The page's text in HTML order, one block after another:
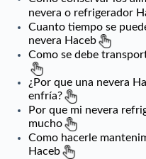
nevera o refrigerador
Cuanto tiempo se
nevera Haceb
Como se debe
¿Por que una nevera
enfría?
Por que mi nevera
mucho
Como hacerle
Haceb